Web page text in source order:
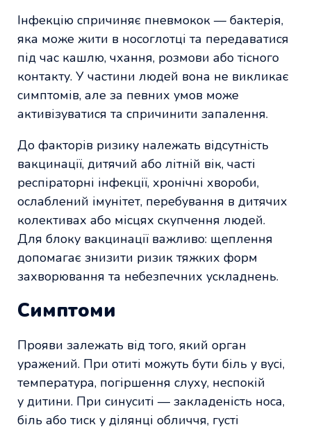
Інфекцію спричиняє пневмокок — бактерія,
яка може жити в носоглотці та передаватися
під час кашлю, чхання, розмови або тісного
контакту. У частини людей вона не викликає
симптомів, але за певних умов може
активізуватися та спричинити запалення.
До факторів ризику належать відсутність
вакцинації, дитячий або літній вік, часті
респіраторні інфекції, хронічні хвороби,
ослаблений імунітет, перебування в дитячих
колективах або місцях скупчення людей.
Для блоку вакцинації важливо: щеплення
допомагає знизити ризик тяжких форм
захворювання та небезпечних ускладнень.
Симптоми
Прояви залежать від того, який орган
уражений. При отиті можуть бути біль у вусі,
температура, погіршення слуху, неспокій
у дитини. При синуситі — закладеність носа,
біль або тиск у ділянці обличчя, густі